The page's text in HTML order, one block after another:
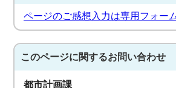
ページのご感想入力は専用フォー
このページに関するお問い合わせ
都市計画課